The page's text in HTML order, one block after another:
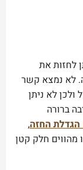
לחזות את
לא נמצא קשר
ולכן לא ניתן
ברורה
הגדלת החזה,
מהווים חלק קטן